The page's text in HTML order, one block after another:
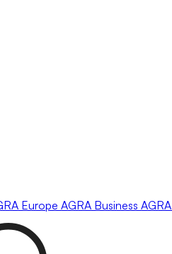
Europe AGRA Business AGRA